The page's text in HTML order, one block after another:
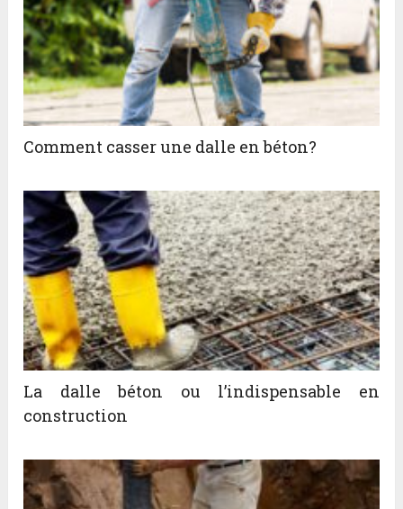
Comment casser une dalle en béton?
La dalle béton ou l’indispensable en
construction